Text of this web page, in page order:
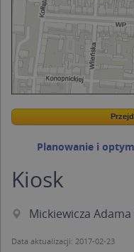
Wstaw tę mapkę na
Planowanie i
Kiosk
Mickiewicza Adama
Data aktualizacji: 2017-02-23